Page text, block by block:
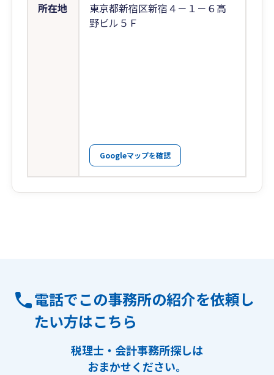
所在地
東京都新宿区新宿４－１－６高
野ビル５Ｆ
Googleマップを確認
電話でこの事務所の紹介を依頼し
たい方はこちら
税理士・会計事務所探しは
おまかせください。